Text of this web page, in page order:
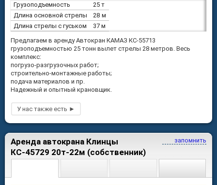
Грузоподъемность
25 т
Длина основной стрелы
28 м
Длина стрелы с гуськом
37 м
Предлагаем в аренду Автокран КАМАЗ КС-55713
грузоподъемностью 25 тонн вылет стрелы 28 метров. Весь
комплекс:
погрузо-разгрузочных работ;
строительно-монтажные работы;
подача материалов и пр.
Надежный и опытный крановщик.
запомнить
Аренда автокрана Клинцы
КС-45729 20т-22м (собственник)